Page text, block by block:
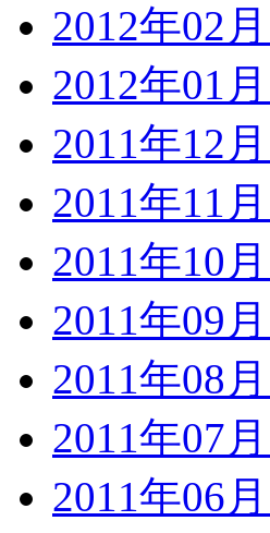
2012年02
2012年01
2011年12
2011年11
2011年10
2011年09
2011年08
2011年07
2011年06